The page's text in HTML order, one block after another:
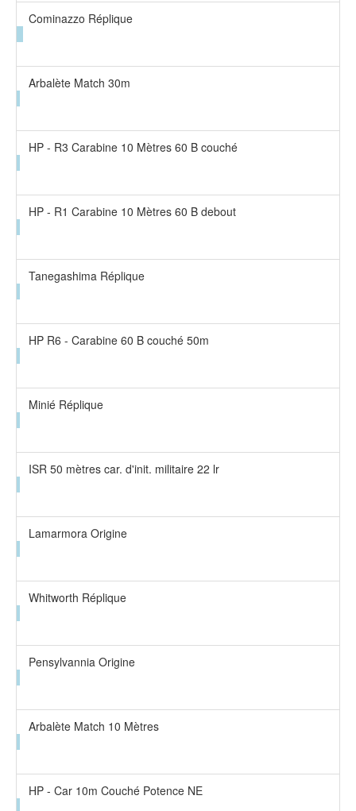
Cominazzo Réplique
Arbalète Match 30m
HP - R3 Carabine 10 Mètres 60 B couché
HP - R1 Carabine 10 Mètres 60 B debout
Tanegashima Réplique
HP R6 - Carabine 60 B couché 50m
Minié Réplique
ISR 50 mètres car. d'init. militaire 22 lr
Lamarmora Origine
Whitworth Réplique
Pensylvannia Origine
Arbalète Match 10 Mètres
HP - Car 10m Couché Potence NE